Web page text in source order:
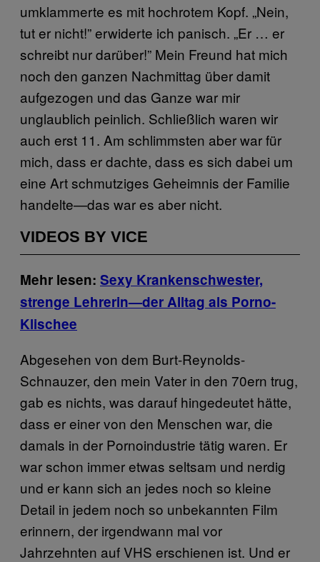
umklammerte es mit hochrotem Kopf. „Nein,
tut er nicht!” erwiderte ich panisch. „Er … er
schreibt nur darüber!” Mein Freund hat mich
noch den ganzen Nachmittag über damit
aufgezogen und das Ganze war mir
unglaublich peinlich. Schließlich waren wir
auch erst 11. Am schlimmsten aber war für
mich, dass er dachte, dass es sich dabei um
eine Art schmutziges Geheimnis der Familie
handelte—das war es aber nicht.
VIDEOS BY VICE
Mehr lesen: Sexy Krankenschwester,
strenge Lehrerin—der Alltag als Porno-
Klischee
Abgesehen von dem Burt-Reynolds-
Schnauzer, den mein Vater in den 70ern trug,
gab es nichts, was darauf hingedeutet hätte,
dass er einer von den Menschen war, die
damals in der Pornoindustrie tätig waren. Er
war schon immer etwas seltsam und nerdig
und er kann sich an jedes noch so kleine
Detail in jedem noch so unbekannten Film
erinnern, der irgendwann mal vor
Jahrzehnten auf VHS erschienen ist. Und er